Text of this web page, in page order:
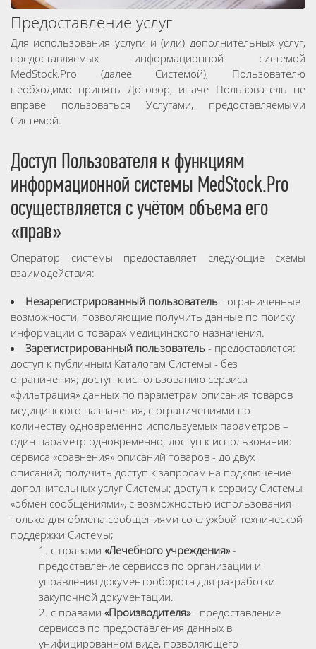
Предоставление услуг
Для использования услуги и (или) дополнительных услуг,
предоставляемых информационной системой
MedStock.Pro (далее Системой), Пользователю
необходимо принять Договор, иначе Пользователь не
вправе пользоваться Услугами, предоставляемыми
Системой.
Доступ Пользователя к функциям
информационной системы MedStock.Pro
осуществляется с учётом объема его
«прав»
Оператор системы предоставляет следующие схемы
взаимодействия:
Незарегистрированный пользователь- ограниченные
возможности, позволяющие получить данные по поиску
информации о товарах медицинского назначения.
Зарегистрированный пользователь- предоставлется:
доступ к публичным Каталогам Системы - без
ограничения; доступ к использованию сервиса
«фильтрация» данных по параметрам описания товаров
медицинского назначения, с ограничениями по
количеству одновременно используемых параметров –
один параметр одновременно; доступ к использованию
сервиса «сравнения» описаний товаров - до двух
описаний; получить доступ к запросам на подключение
дополнительных услуг Системы; доступ к сервису Системы
«обмен сообщениями», с возможностью использования -
только для обмена сообщениями со службой технической
поддержки Системы;
с правами «Лечебного учреждения»-
предоставление сервисов по организации и
управления документооборота для разработки
закупочной документации.
с правами «Производителя»- предоставление
сервисов по предоставления данных в
унифицированном виде, позволяющего